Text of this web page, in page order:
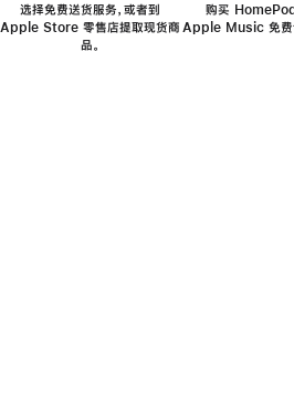
选择免费送货服务，或者到
Apple Store 零售店提取现货商
品。
购买
Apple Music 免费